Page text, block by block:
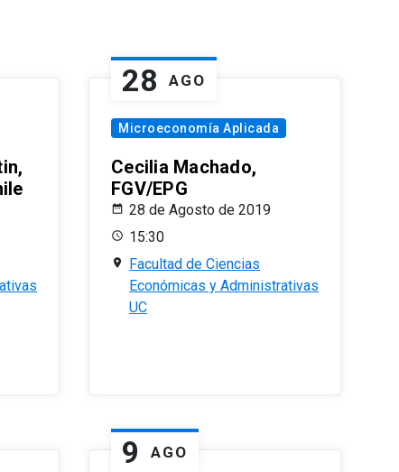
28 AGO
Microeconomía Aplicada
Cecilia Machado,
FGV/EPG
28 de Agosto de 2019
15:30
Facultad de Ciencias
Económicas y Administrativas
UC
9 AGO